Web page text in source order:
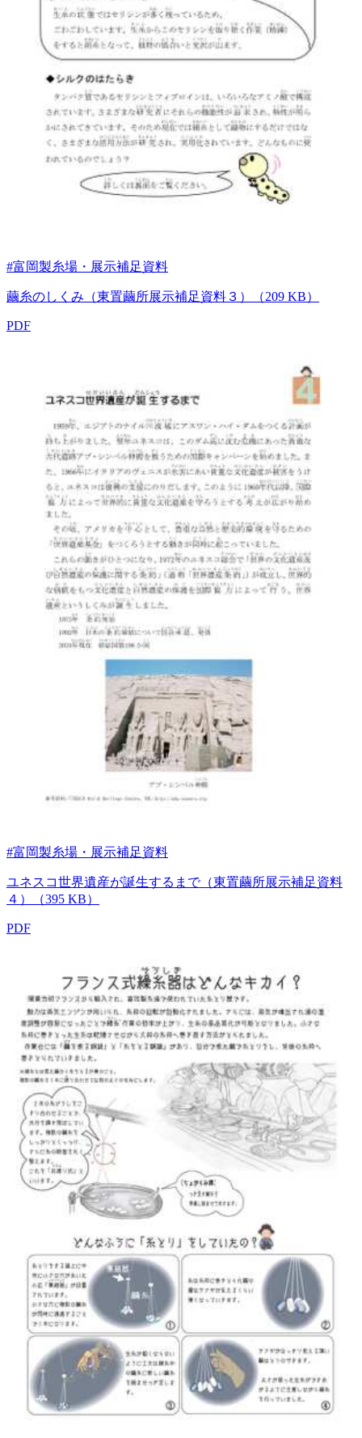
#富岡製糸場・展示補足資料
繭糸のしくみ（東置繭所展示補足資料３）（209 KB）
PDF
#富岡製糸場・展示補足資料
ユネスコ世界遺産が誕生するまで（東置繭所展示補足資料
４）（395 KB）
PDF